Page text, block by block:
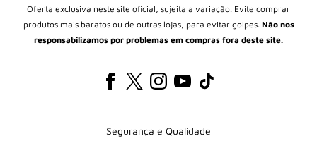
Oferta exclusiva neste site oficial, sujeita a variação. Evite comprar
produtos mais baratos ou de outras lojas, para evitar golpes. Não nos
responsabilizamos por problemas em compras fora deste site.
Segurança e Qualidade